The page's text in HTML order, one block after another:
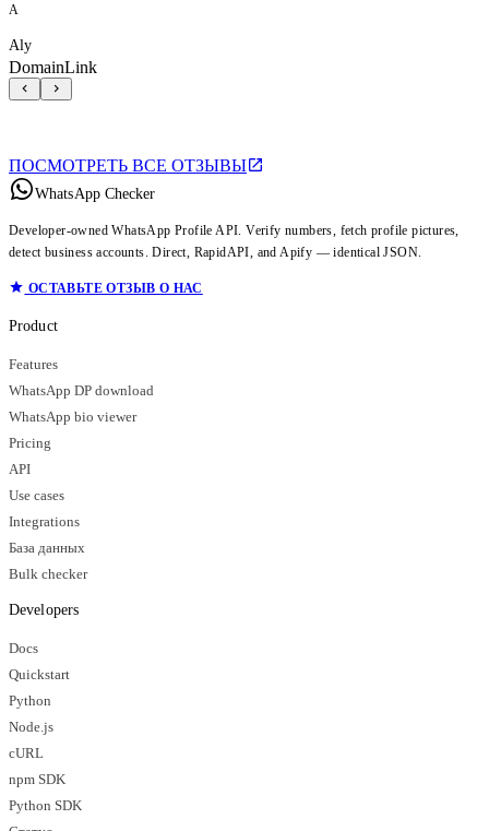
A
Aly
DomainLink
ПОСМОТРЕТЬ ВСЕ ОТЗЫВЫ
WhatsApp Checker
Developer-owned WhatsApp Profile API. Verify numbers, fetch profile pictures,
detect business accounts. Direct, RapidAPI, and Apify — identical JSON.
ОСТАВЬТЕ ОТЗЫВ О НАС
Product
Features
WhatsApp DP download
WhatsApp bio viewer
Pricing
API
Use cases
Integrations
База данных
Bulk checker
Developers
Docs
Quickstart
Python
Node.js
cURL
npm SDK
Python SDK